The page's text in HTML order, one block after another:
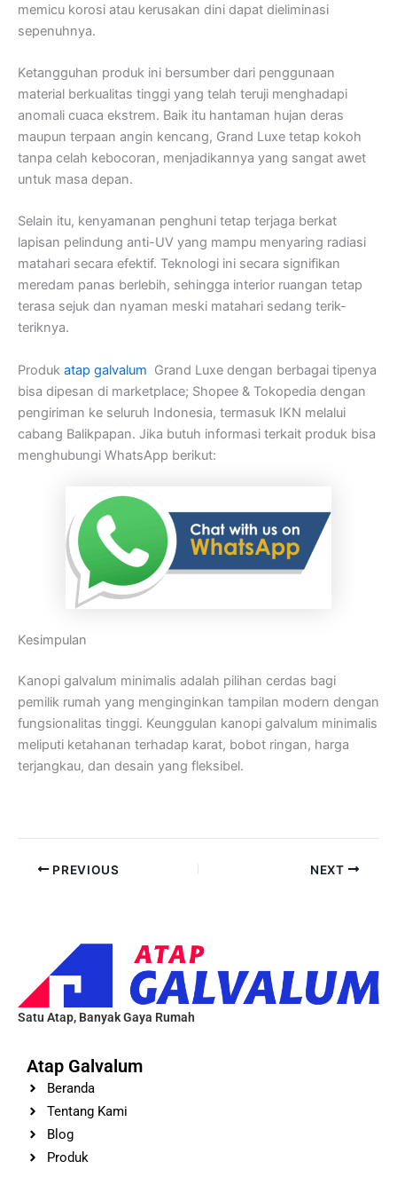
memicu korosi atau kerusakan dini dapat dieliminasi
sepenuhnya.
Ketangguhan produk ini bersumber dari penggunaan
material berkualitas tinggi yang telah teruji menghadapi
anomali cuaca ekstrem. Baik itu hantaman hujan deras
maupun terpaan angin kencang, Grand Luxe tetap kokoh
tanpa celah kebocoran, menjadikannya yang sangat awet
untuk masa depan.
Selain itu, kenyamanan penghuni tetap terjaga berkat
lapisan pelindung anti-UV yang mampu menyaring radiasi
matahari secara efektif. Teknologi ini secara signifikan
meredam panas berlebih, sehingga interior ruangan tetap
terasa sejuk dan nyaman meski matahari sedang terik-
teriknya.
Produk atap galvalum Grand Luxe dengan berbagai tipenya
bisa dipesan di marketplace; Shopee & Tokopedia dengan
pengiriman ke seluruh Indonesia, termasuk IKN melalui
cabang Balikpapan. Jika butuh informasi terkait produk bisa
menghubungi WhatsApp berikut:
Kesimpulan
Kanopi galvalum minimalis adalah pilihan cerdas bagi
pemilik rumah yang menginginkan tampilan modern dengan
fungsionalitas tinggi. Keunggulan kanopi galvalum minimalis
meliputi ketahanan terhadap karat, bobot ringan, harga
terjangkau, dan desain yang fleksibel.
PREVIOUS NEXT
Satu Atap, Banyak Gaya Rumah
Atap Galvalum
Beranda
Tentang Kami
Blog
Produk